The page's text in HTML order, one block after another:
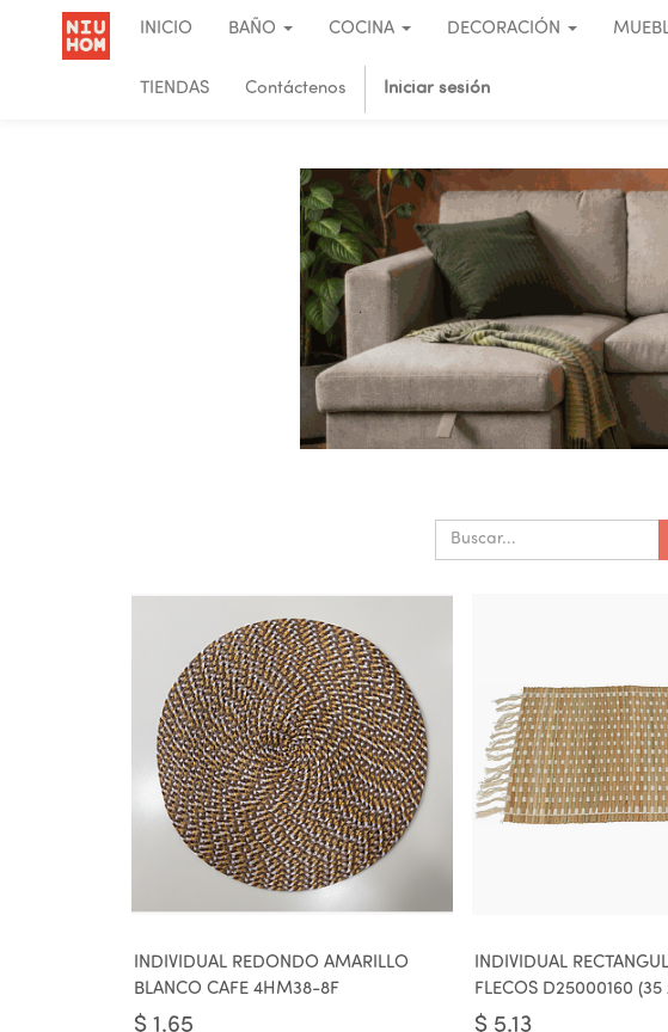
INICIO BAÑO COCINA DECORACIÓN
TIENDAS Contáctenos Iniciar sesión
.
INDIVIDUAL REDONDO AMARILLO
BLANCO CAFE 4HM38-8F
$ 1.65
INDIVIDUAL
FLECOS D25000160 (35
$ 5.13